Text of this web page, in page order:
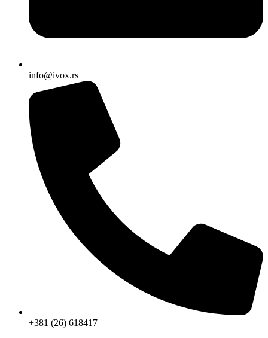
info@ivox.rs
+381 (26) 618417